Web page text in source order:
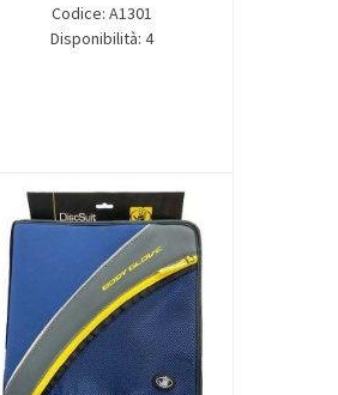
Codice: A1301
Disponibilità: 4